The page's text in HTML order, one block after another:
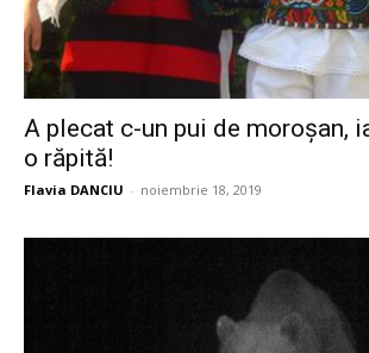
A plecat c-un pui de moroșan,
o răpită!
Flavia DANCIU - noiembrie 18, 2019